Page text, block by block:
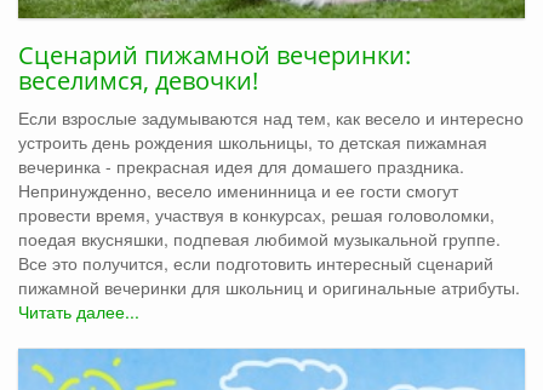
Сценарий пижамной вечеринки:
веселимся, девочки!
Если взрослые задумываются над тем, как весело и интересно
устроить день рождения школьницы, то детская пижамная
вечеринка - прекрасная идея для домашего праздника.
Непринужденно, весело именинница и ее гости смогут
провести время, участвуя в конкурсах, решая головоломки,
поедая вкусняшки, подпевая любимой музыкальной группе.
Все это получится, если подготовить интересный сценарий
пижамной вечеринки для школьниц и оригинальные атрибуты.
Читать далее...